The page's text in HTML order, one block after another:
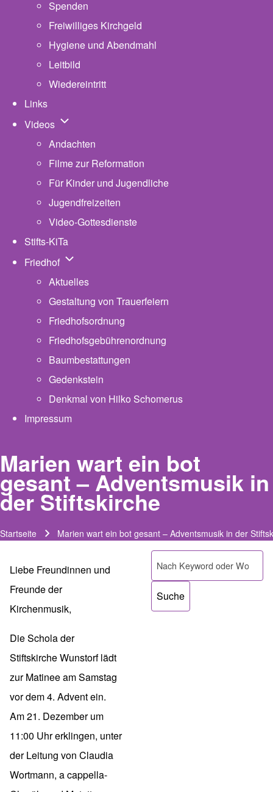
Spenden
Freiwilliges Kirchgeld
Hygiene und Abendmahl
Leitbild
Wiedereintritt
Links
Videos Unternavigation von Videos
Andachten
Filme zur Reformation
Für Kinder und Jugendliche
Jugendfreizeiten
Video-Gottesdienste
Stifts-KiTa
Friedhof Unternavigation von Friedhof
Aktuelles
Gestaltung von Trauerfeiern
Friedhofsordnung
Friedhofsgebührenordnung
Baumbestattungen
Gedenkstein
Denkmal von Hilko Schomerus
Impressum
Marien wart ein bot
gesant – Adventsmusik in
der Stiftskirche
Startseite Marien wart ein bot gesant – Adventsmusik in der
Liebe Freundinnen und
Freunde der
Kirchenmusik,
Die Schola der
Stiftskirche Wunstorf lädt
zur Matinee am Samstag
vor dem 4. Advent ein.
Am 21. Dezember um
11:00 Uhr erklingen, unter
der Leitung von Claudia
Wortmann, a cappella-
Suche